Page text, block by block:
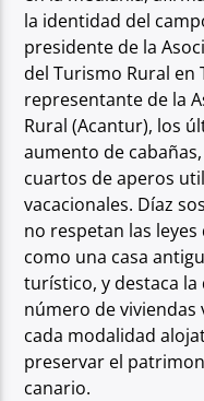
la identidad del
presidente de la
del Turismo Rural en
representante de la
Rural(Acantur), los
aumento de
cuartos de aperos
vacacionales. Díaz
no respetan las
como una casa
turístico, y destaca
número de viviendas
cada modalidad
preservar el
canario.